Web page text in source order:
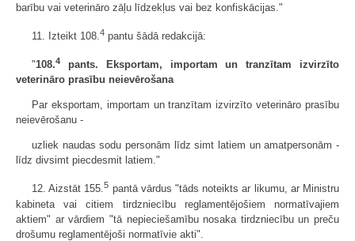
barību vai veterināro zāļu līdzekļus vai bez konfiskācijas."
11. Izteikt 108. 4 pantu šādā redakcijā:
"108.4
pants. Eksportam, importam un tranzītam izvirzīto
veterināro prasību neievērošana
Par eksportam, importam un tranzītam izvirzīto veterināro prasību
neievērošanu -
uzliek naudas sodu personām līdz simt latiem un amatpersonām -
līdz divsimt piecdesmit latiem."
12. Aizstāt 155.5 pantā vārdus "tāds noteikts ar likumu, ar Ministru
kabineta vai citiem tirdzniecību reglamentējošiem normatīvajiem
aktiem" ar vārdiem "tā nepieciešamību nosaka tirdzniecību un preču
drošumu reglamentējoši normatīvie akti".